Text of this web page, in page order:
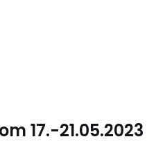
17.-21.05.2023